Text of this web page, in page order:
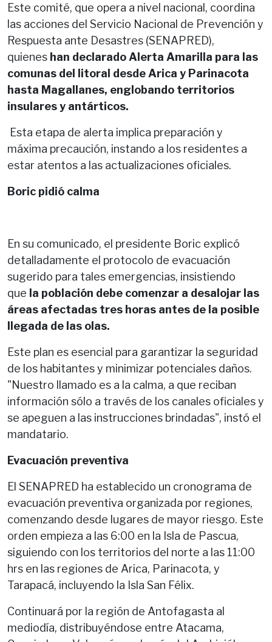
Este comité, que opera a nivel nacional, coordina
las acciones del Servicio Nacional de Prevención y
Respuesta ante Desastres (SENAPRED),
quienes han declarado Alerta Amarilla para las
comunas del litoral desde Arica y Parinacota
hasta Magallanes, englobando territorios
insulares y antárticos.
Esta etapa de alerta implica preparación y
máxima precaución, instando a los residentes a
estar atentos a las actualizaciones oficiales.
Boric pidió calma
En su comunicado, el presidente Boric explicó
detalladamente el protocolo de evacuación
sugerido para tales emergencias, insistiendo
que la población debe comenzar a desalojar las
áreas afectadas tres horas antes de la posible
llegada de las olas.
Este plan es esencial para garantizar la seguridad
de los habitantes y minimizar potenciales daños.
"Nuestro llamado es a la calma, a que reciban
información sólo a través de los canales oficiales y
se apeguen a las instrucciones brindadas", instó el
mandatario.
Evacuación preventiva
El SENAPRED ha establecido un cronograma de
evacuación preventiva organizada por regiones,
comenzando desde lugares de mayor riesgo. Este
orden empieza a las 6:00 en la Isla de Pascua,
siguiendo con los territorios del norte a las 11:00
hrs en las regiones de Arica, Parinacota, y
Tarapacá, incluyendo la Isla San Félix.
Continuará por la región de Antofagasta al
mediodía, distribuyéndose entre Atacama,